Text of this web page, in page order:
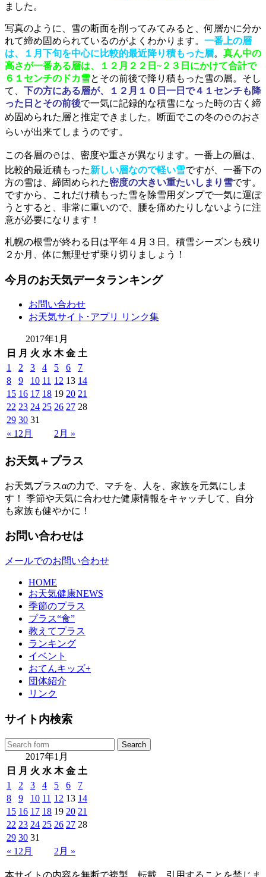
ました。
写真のように、雪の断面を削ってみてみると、何層かに分か
れて締め固められているのがよくわかります。 一番上の層
は、１月下旬を中心に比較的最近降り積もった層。 真ん中の
高さが一番ある層は、１２月２２日~２３日にかけて合計で
６１センチのドカ雪とその前後で降り積もった雪の層。そし
て、 下の方にある層が、１２月１０日一日で４１センチも降
った日とその前後で一気に記録的な積雪になった時の古く締
め固められた層と推定できました。断面でこの冬の⛄のおさ
らいが出来てしまうのです。
この各層の⛄は、密度や重さが異なります。一番上の層は、
比較的最近積もった新しい層なので軽い雪ですが、一番下の
方の雪は、締固められた密度の大きい重たいしまり雪です。
ですから、これだけ積もった雪を除雪用ダンプで一気に運ぼ
うとすると、非常に重いので、腰を痛めたりしないように注
意が必要になります！
札幌の根雪が終わる日は平年４月３日。積雪シーズンも残り
２か月、体に無理せず乗り切りましょう！
今月のお天気データランキング
お問い合わせ
お天気サイト･アプリ リンク集
2017年1月
日
月 火 水 木 金 土
« 12月 2月 »
1 2 3 4 5 6
7
8
9 10 11 12 13 14
15 16 17 18 19 20 21
22 23 24 25 26 27 28
29 30 31
お天気＋プラス
お天気プラスαの力で、マチを、人を、家族を元気にしま
す！ 季節や天気に合わせた健康情報をキャッチして、自分
も家族も健やかに！
お問い合わせは
メールでのお問い合わせ
HOME
お天気健康NEWS
季節のプラス
プラス“食”
教えてプラス
ランキング
イベント
おてんキッズ+
団体紹介
リンク
サイト内検索
2017年1月
日
月 火 水 木 金 土
« 12月 2月 »
1 2 3 4 5 6
7
8
9 10 11 12 13 14
15 16 17 18 19 20 21
22 23 24 25 26 27 28
29 30 31
本サイトの内容を無断で複製、転載、引用することを禁じま